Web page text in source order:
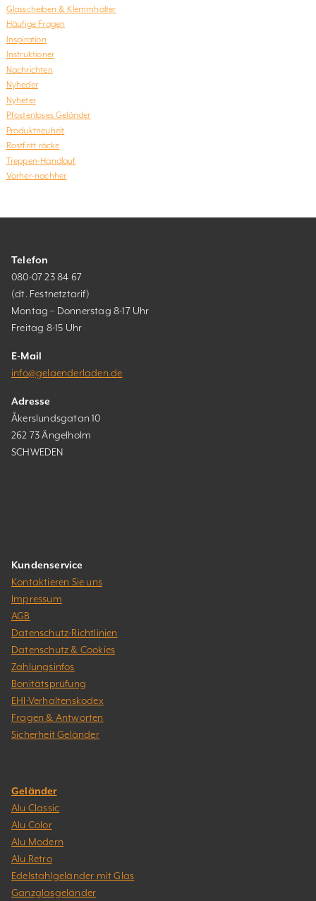
Glasscheiben & Klemmhalter
Häufige Fragen
Inspiration
Instruktioner
Nachrichten
Nyheder
Nyheter
Pfostenloses Geländer
Produktneuheit
Rostfritt räcke
Treppen-Handlauf
Vorher-nachher
Telefon
080-07 23 84 67
(dt. Festnetztarif)
Montag – Donnerstag 8-17 Uhr
Freitag 8-15 Uhr
E-Mail
info@gelaenderladen.de
Adresse
Åkerslundsgatan 10
262 73 Ängelholm
SCHWEDEN
Kundenservice
Kontaktieren Sie uns
Impressum
AGB
Datenschutz-Richtlinien
Datenschutz & Cookies
Zahlungsinfos
Bonitätsprüfung
EHI-Verhaltenskodex
Fragen & Antworten
Sicherheit Geländer
Geländer
Alu Classic
Alu Color
Alu Modern
Alu Retro
Edelstahlgeländer mit Glas
Ganzglasgeländer